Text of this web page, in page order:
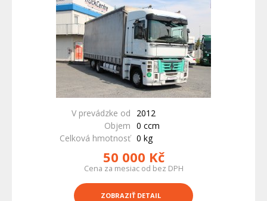
V prevádzke od
2012
Objem 0 ccm
Celková hmotnosť 0 kg
50 000 Kč
Cena za mesiac od bez DPH
ZOBRAZIŤ DETAIL